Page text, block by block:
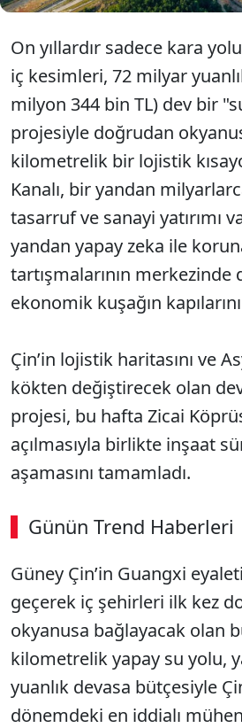
On yıllardır sadece kara
iç kesimleri, 72 milyar
milyon 344 bin TL) dev bir
projesiyle doğrudan
kilometrelik bir lojistik
Kanalı, bir yandan
tasarruf ve sanayi yatırımı
yandan yapay zeka ile
tartışmalarının merkezinde
ekonomik kuşağın
Çin’in lojistik haritasını ve
kökten değiştirecek olan
projesi, bu hafta Zicai
açılmasıyla birlikte inşaat
aşamasını tamamladı.
Günün Trend Haberleri
Güney Çin’in Guangxi
geçerek iç şehirleri ilk kez
okyanusa bağlayacak olan
kilometrelik yapay su yolu,
yuanlık devasa bütçesiyle
dönemdeki en iddialı